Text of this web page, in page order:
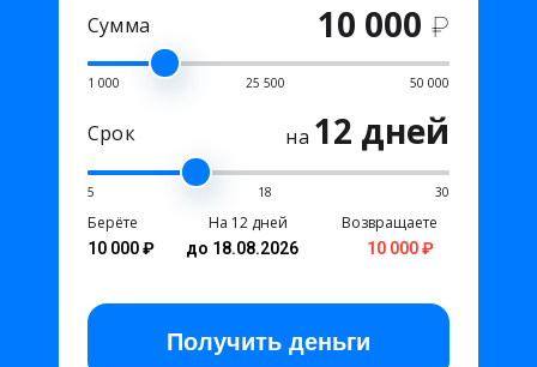
Сумма 10 000 ₽
1 000 25 500 50 000
Срок на 12 дней
5 18 30
Берёте
10 000 ₽
На 12 дней
до 18.08.2026
Возвращаете
10 000 ₽
Получить деньги